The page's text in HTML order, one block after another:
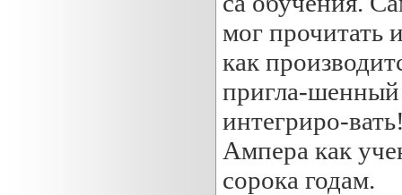
мог прочитать
как
пригла-шенный
интегриро-
Ампера как
сорока годам.